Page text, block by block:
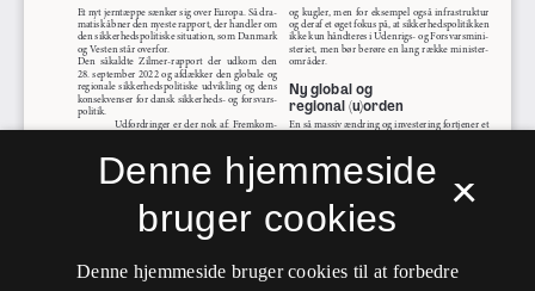
×
Denne hjemmeside
bruger cookies
Denne hjemmeside bruger cookies til at forbedre